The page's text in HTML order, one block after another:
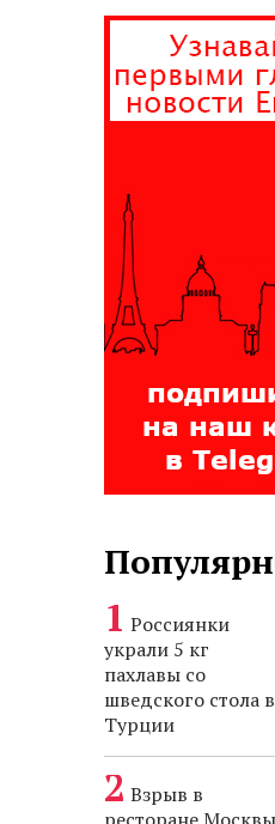
Россиянки
украли 5 кг
пахлавы со
шведского стола в
Турции
Взрыв в